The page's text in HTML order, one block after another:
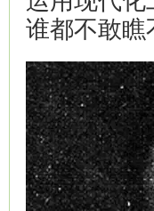
谁都不敢瞧